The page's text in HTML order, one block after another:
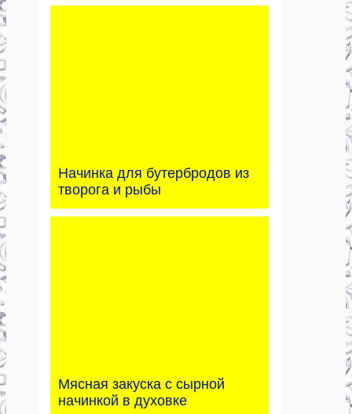
Начинка для бутербродов из
творога и рыбы
Мясная закуска с сырной
начинкой в духовке